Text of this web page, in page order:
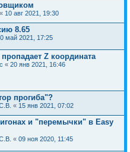
« 10 авг 2021, 19:30
8.65
май 2021, 17:25
Z координата
« 20 янв 2021, 16:46
прогиба"?
« 15 янв 2021, 07:02
и "перемычки" в Easy
« 09 ноя 2020, 11:45